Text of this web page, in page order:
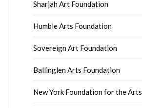
Sharjah Art Foundation
Humble Arts Foundation
Sovereign Art Foundation
Ballinglen Arts Foundation
New York Foundation for the Arts